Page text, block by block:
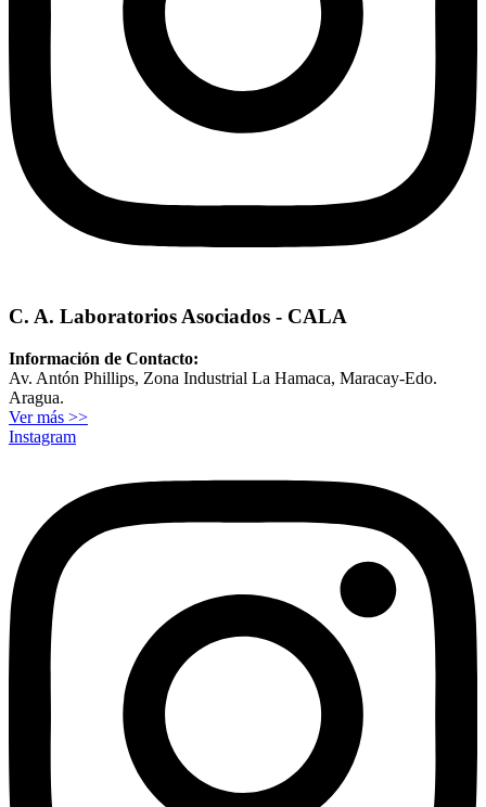
C. A. Laboratorios Asociados - CALA
Información de Contacto:
Av. Antón Phillips, Zona Industrial La Hamaca, Maracay-Edo.
Aragua.
Ver más >>
Instagram